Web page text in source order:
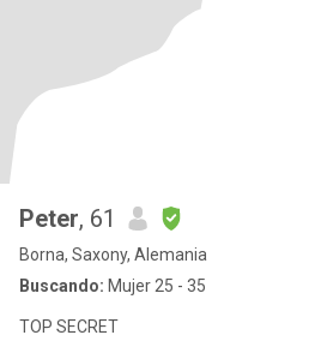
Peter, 61
Borna, Saxony, Alemania
Buscando: Mujer 25 - 35
TOP SECRET